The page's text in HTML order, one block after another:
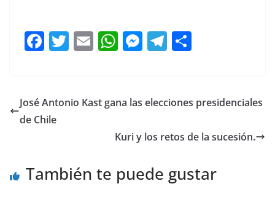
F
e
b
k
T
er
E
l
W
s
p
M
e
g
T
gr
m
p
tir
José Antonio Kast gana las elecciones presidenciales
de Chile
Kuri y los retos de la sucesión.
También te puede gustar